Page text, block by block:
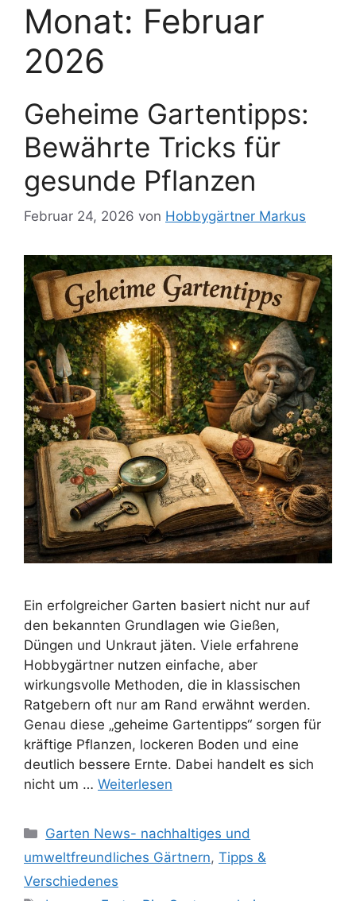
Monat: Februar
2026
Geheime Gartentipps:
Bewährte Tricks für
gesunde Pflanzen
Februar 24, 2026 von Hobbygärtner Markus
Ein erfolgreicher Garten basiert nicht nur auf
den bekannten Grundlagen wie Gießen,
Düngen und Unkraut jäten. Viele erfahrene
Hobbygärtner nutzen einfache, aber
wirkungsvolle Methoden, die in klassischen
Ratgebern oft nur am Rand erwähnt werden.
Genau diese „geheime Gartentipps“ sorgen für
kräftige Pflanzen, lockeren Boden und eine
deutlich bessere Ernte. Dabei handelt es sich
nicht um … Weiterlesen
Kategorien
Garten News- nachhaltiges und
umweltfreundliches Gärtnern, Tipps &
Verschiedenes